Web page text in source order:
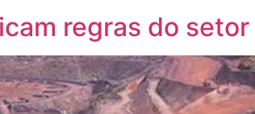
regras do